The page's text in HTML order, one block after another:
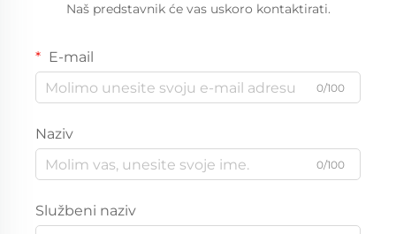
Naš predstavnik će vas uskoro kontaktirati.
E-mail
0/100
Naziv
0/100
Službeni naziv